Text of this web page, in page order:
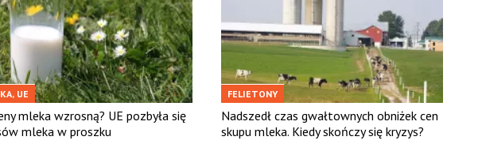
UE
mleka wzrosną? UE pozbyła się
mleka w proszku
FELIETONY
Nadszedł czas gwałtownych obniżek cen
skupu mleka. Kiedy skończy się kryzys?